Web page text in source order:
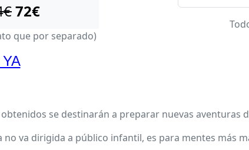
72€
que por separado)
se destinarán a preparar nuevas aventuras
va dirigida a público infantil, es para mentes más